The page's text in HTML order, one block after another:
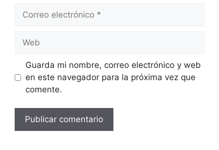
electrónico
Guarda mi nombre, correo electrónico y web
en este navegador para la próxima vez que
comente.